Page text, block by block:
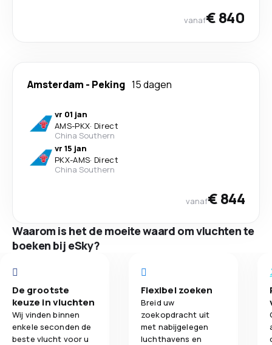
vanaf€ 840
Amsterdam - Peking 15 dagen
vr 01 jan
AMS-PKX· Direct
China Southern
vr 15 jan
PKX-AMS· Direct
China Southern
vanaf€ 844
Waarom is het de moeite waard om vluchten te
boeken bij eSky?
De grootste
keuze in vluchten
Wij vinden binnen
enkele seconden de
beste vlucht voor u
Flexibel zoeken
Breid uw
zoekopdracht uit
met nabijgelegen
luchthavens en